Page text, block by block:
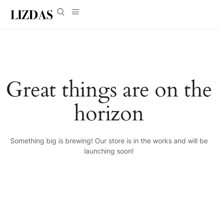
Great things are on the
horizon
Something big is brewing! Our store is in the works and will be
launching soon!